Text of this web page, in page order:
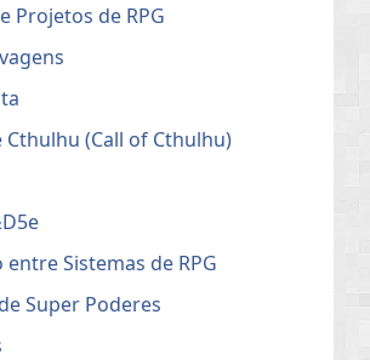
Projetos de RPG
Cthulhu (Call of Cthulhu)
Sistemas de RPG
Super Poderes